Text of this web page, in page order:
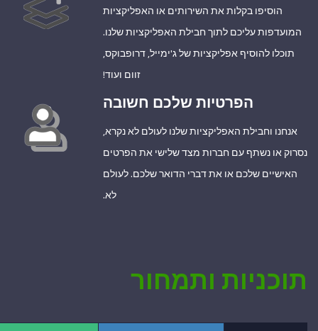
הוסיפו בקלות את השירותים או האפליקציות
המועדפות עליכם לתוך חבילת האפליקציות שלנו.
תוכלו להוסיף אפליקציות של ג'ימייל, דרופבוקס,
זוום ועוד!
הפרטיות שלכם חשובה
אנחנו וחבילת האפליקציות שלנו לעולם לא נקרא,
נסרוק או נשתף עם חברות מצד שלישי את הפרטים
האישיים שלכם או את דברי הדואר שלכם. לעולם
לא.
תוכניות ותמחור